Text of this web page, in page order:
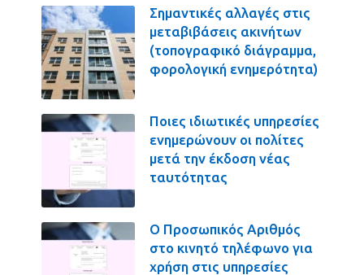
Σημαντικές αλλαγές στις
μεταβιβάσεις ακινήτων
(τοπογραφικό διάγραμμα,
φορολογική ενημερότητα)
Ποιες ιδιωτικές υπηρεσίες
ενημερώνουν οι πολίτες
μετά την έκδοση νέας
ταυτότητας
Ο Προσωπικός Αριθμός
στο κινητό τηλέφωνο για
χρήση στις υπηρεσίες